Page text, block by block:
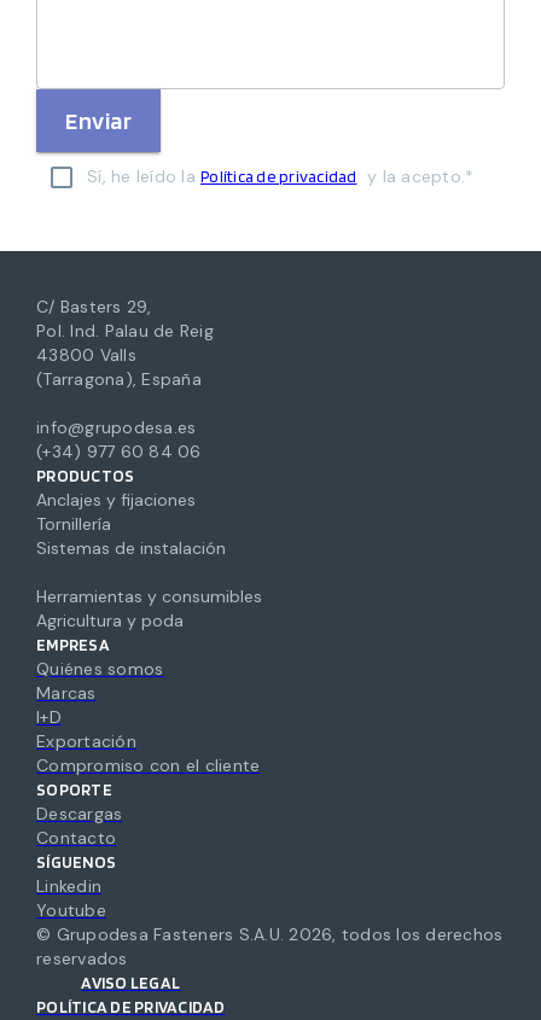
Enviar
Sí, he leído la Política de privacidad y la acepto.*
C/ Basters 29,
Pol. Ind. Palau de Reig
43800 Valls
(Tarragona), España
info@grupodesa.es
(+34) 977 60 84 06
PRODUCTOS
Anclajes y fijaciones
Tornillería
Sistemas de instalación
Herramientas y consumibles
Agricultura y poda
EMPRESA
Quiénes somos
Marcas
I+D
Exportación
Compromiso con el cliente
SOPORTE
Descargas
Contacto
SÍGUENOS
Linkedin
Youtube
© Grupodesa Fasteners S.A.U. 2026, todos los derechos
reservados
AVISO LEGAL
POLÍTICA DE PRIVACIDAD